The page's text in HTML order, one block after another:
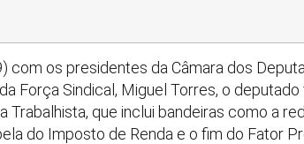
com os presidentes da Câmara dos
Força Sindical, Miguel Torres, o
que inclui bandeiras como a
do Imposto de Renda e o fim do Fator